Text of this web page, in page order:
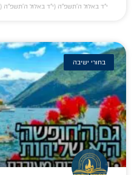
י״ד באלול ה׳תשפ״ה (י״ד באלול ה׳תשפ״ה
בחורי ישיבה